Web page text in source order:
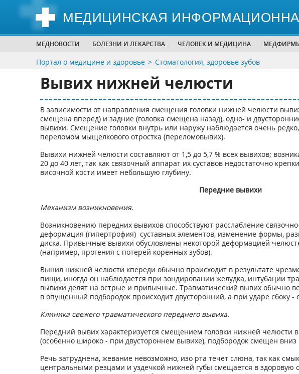
МЕДИЦИНСКАЯ
МЕДНОВОСТИ БОЛЕЗНИ И ЛЕКАРСТВА ЧЕЛОВЕК И МЕДИЦИНА
Портал о медицине и здоровье Стоматология, здоровье зубов
Вывих нижней челюсти
В зависимости от направления смещения головки нижней челюсти
смещена вперед) и задние (головка смещена назад), одно- и
вывихи. Смещение головки внутрь или наружу наблюдается очень
переломом мыщелкового отростка (переломовывих).
Вывихи нижней челюсти составляют от 1,5 до 5,7 % всех вывихов;
20 до 40 лет, так как связочный аппарат их суставов недостаточно
височной кости имеет небольшую глубину.
Передние вывихи
Механизм возникновения.
Возникновению передних вывихов способствуют расслабление
деформация (гипертрофия) суставных элементов, изменение формы,
диска. Привычные вывихи обусловлены некоторой деформацией
(например, прогения с потерей коренных зубов).
Вынил нижней челюсти кпереди обычно происходит в результате
пищи, иногда он наблюдается при зондировании желудка, интубации
вывихи делят на острые и привычные. Травматический вывих обычно
в опущенный подбородок происходит двусторонний, а при ударе сбоку
Клиника свежего травматического переднего вывиха.
Передний вывих характеризуется смещением головки нижней челюсти
(особенно широко - при двустороннем вывихе), подбородок смещен
Речь затруднена, жевание невозможно, изо рта течет слюна, так как
центральными резцами и уздечкой нижней губы смещается в